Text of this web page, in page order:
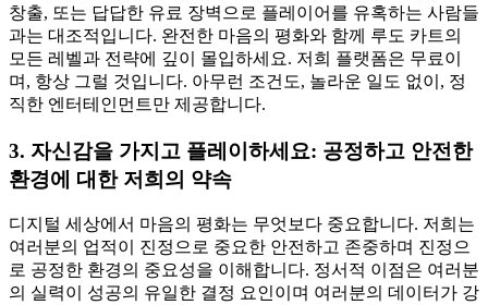
창출, 또는 답답한 유료 장벽으로 플레이어를 유혹하는 사람들
과는 대조적입니다. 완전한 마음의 평화와 함께 루도 카트의
모든 레벨과 전략에 깊이 몰입하세요. 저희 플랫폼은 무료이
며, 항상 그럴 것입니다. 아무런 조건도, 놀라운 일도 없이, 정
직한 엔터테인먼트만 제공합니다.
3. 자신감을 가지고 플레이하세요: 공정하고 안전한
환경에 대한 저희의 약속
디지털 세상에서 마음의 평화는 무엇보다 중요합니다. 저희는
여러분의 업적이 진정으로 중요한 안전하고 존중하며 진정으
로 공정한 환경의 중요성을 이해합니다. 정서적 이점은 여러분
의 실력이 성공의 유일한 결정 요인이며 여러분의 데이터가 강